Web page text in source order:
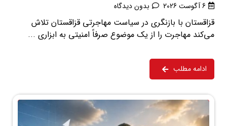
6 آگوست 2026 بدون دیدگاه
قزاقستان با بازنگری در سیاست مهاجرتی قزاقستان تلاش
می‌کند مهاجرت را از یک موضوع صرفاً امنیتی به ابزاری ...
ادامه مطلب